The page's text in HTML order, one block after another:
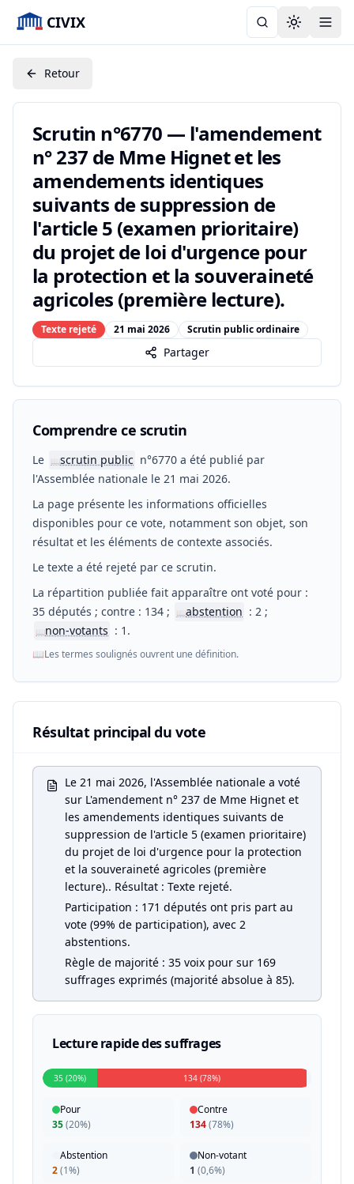
CIVIX Toggle
Retour
Scrutin n°6770 — l'amendement
n° 237 de Mme Hignet et les
amendements identiques
suivants de suppression de
l'article 5 (examen prioritaire)
du projet de loi d'urgence pour
la protection et la souveraineté
agricoles (première lecture).
Texte rejeté 21 mai 2026 Scrutin public ordinaire
Partager
Comprendre ce scrutin
Le 📖scrutin public n°6770 a été publié par
l'Assemblée nationale le 21 mai 2026.
La page présente les informations officielles
disponibles pour ce vote, notamment son objet, son
résultat et les éléments de contexte associés.
Le texte a été rejeté par ce scrutin.
La répartition publiée fait apparaître ont voté pour :
35 députés ; contre : 134 ;
📖abstention : 2 ;
📖non-votants : 1.
📖Les termes soulignés ouvrent une définition.
Résultat principal du vote
Le 21 mai 2026, l'Assemblée nationale a voté
sur L'amendement n° 237 de Mme Hignet et
les amendements identiques suivants de
suppression de l'article 5 (examen prioritaire)
du projet de loi d'urgence pour la protection
et la souveraineté agricoles (première
lecture).. Résultat : Texte rejeté.
Participation : 171 députés ont pris part au
vote (99% de participation), avec 2
abstentions.
Règle de majorité : 35 voix pour sur 169
suffrages exprimés (majorité absolue à 85).
Lecture rapide des suffrages
35 (20%) 134 (78%)
Pour
35(20%)
Contre
134(78%)
Abstention
2(1%)
Non-votant
1 (0,6%)